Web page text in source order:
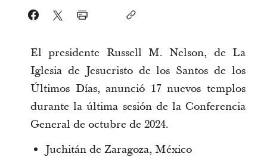
El presidente Russell M. Nelson, de La
Iglesia de Jesucristo de los Santos de los
Últimos Días, anunció 17 nuevos templos
durante la última sesión de la Conferencia
General de octubre de 2024.
Juchitán de Zaragoza, México